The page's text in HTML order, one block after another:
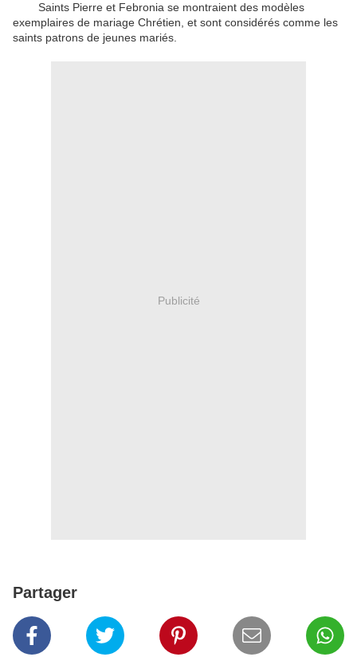
Saints Pierre et Febronia se montraient des modèles
exemplaires de mariage Chrétien et sont considérés comme les
saints patrons de jeunes mariés
Publicité
Partager